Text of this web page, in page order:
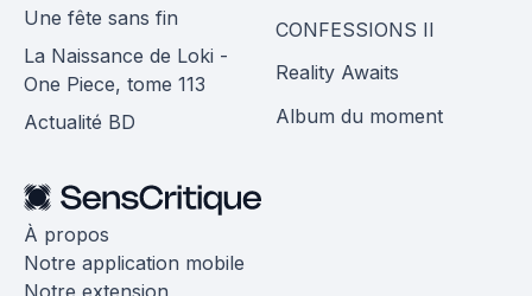
Une fête sans fin
La Naissance de Loki -
One Piece, tome 113
Actualité BD
CONFESSIONS II
Reality Awaits
Album du moment
À propos
Notre application mobile
Notre extension